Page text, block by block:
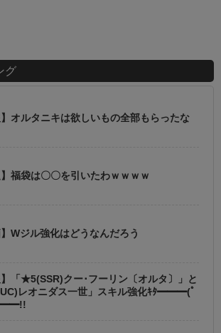
グ
】オルタニキは欲しいもの全部もらったな
】福袋は〇〇を引いたわｗｗｗｗ
】Wジル強化はどうなんだろう
】「★5(SSR)クー･フーリン〔オルタ〕」と
レオニダス一世」スキル強化ｷﾀ━━━(ﾟ